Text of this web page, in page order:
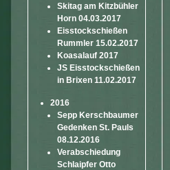
Skitag am Kitzbühler
Horn 04.03.2017
Eisstockschießen
Rummler 15.02.2017
Koasalauf 2017
JS Eisstockschießen
in Brixen 11.02.2017
2016
Sepp Kerschbaumer
Gedenken St. Pauls
08.12.2016
Verabschiedung
Schlaipfer Otto